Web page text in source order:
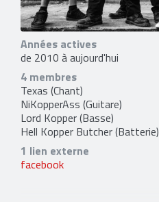
Années actives
de 2010 à aujourd'hui
4 membres
Texas (Chant)
NiKopperAss (Guitare)
Lord Kopper(Basse)
Hell Kopper Butcher(Batterie)
1 lien externe
facebook